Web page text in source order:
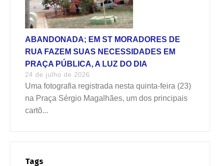
ABANDONADA; EM ST MORADORES DE
RUA FAZEM SUAS NECESSIDADES EM
PRAÇA PÚBLICA, A LUZ DO DIA
24 de julho de 2026
Uma fotografia registrada nesta quinta-feira (23)
na Praça Sérgio Magalhães, um dos principais
cartõ...
Tags